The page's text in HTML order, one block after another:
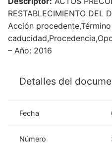
RESTABLECIMIENTO DEL
Acción
– Año: 2016
Detalles del
Fecha
Número